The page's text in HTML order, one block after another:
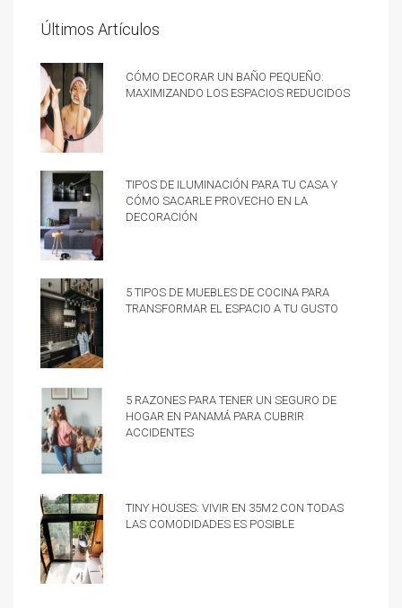
Últimos Artículos
Cómo decorar un baño pequeño:
Maximizando los espacios reducidos
Tipos de iluminación para tu casa y
cómo sacarle provecho en la
decoración
5 tipos de muebles de cocina para
transformar el espacio a tu gusto
5 razones para tener un Seguro de
hogar en Panamá para cubrir
accidentes
Tiny Houses: vivir en 35m2 con todas
las comodidades es posible